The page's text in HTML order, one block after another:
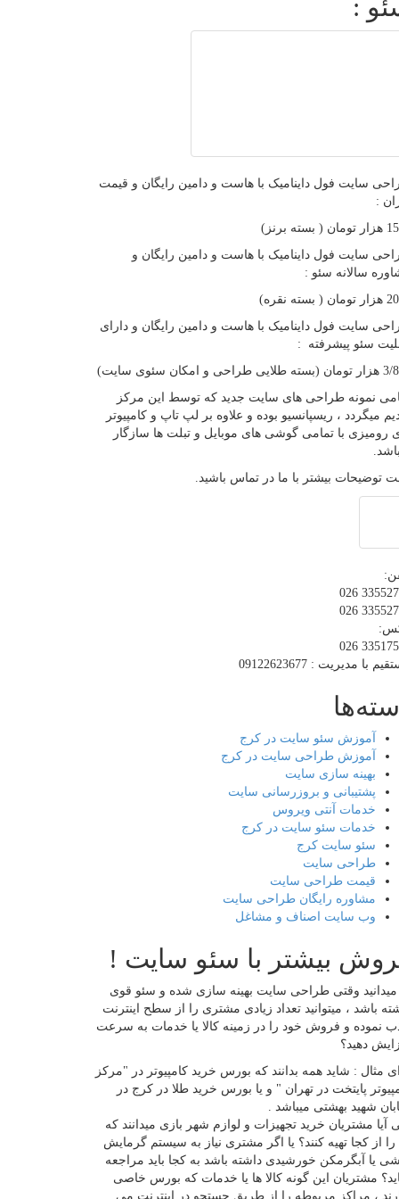
:
سایت فول داینامیک با هاست و دامین رایگان و قیمت
:
بسته برنز)
سایت فول داینامیک با هاست و دامین رایگان و
سالانه سئو :
( بسته نقره)
سایت فول داینامیک با هاست و دامین رایگان و دارای
سئو پیشرفته :
طراحی و امکان سئوی سایت)
نمونه طراحی های سایت جدید که توسط این مرکز
میگردد ، ریسپانسیو بوده و علاوه بر لپ تاپ و کامپیوتر
رومیزی با تمامی گوشی های موبایل و تبلت ها سازگار
توضیحات بیشتر با ما در تماس باشید.
33552712
33552713
33517588
با مدیریت : 09122623677
آموزش سئو سایت در کرج
آموزش طراحی سایت در کرج
بهینه سازی سایت
پشتیبانی و بروزرسانی سایت
خدمات آنتی ویروس
خدمات سئو سایت در کرج
سئو سایت کرج
طراحی سایت
قیمت طراحی سایت
مشاوره رایگان طراحی سایت
وب سایت اصناف و مشاغل
بیشتر با سئو سایت !
میدانید وقتی طراحی سایت بهینه سازی شده و سئو قوی
باشد ، میتوانید تعداد زیادی مشتری را از سطح اینترنت
نموده و فروش خود را در زمینه کالا یا خدمات به سرعت
دهید؟
مثال : شاید همه بدانند که بورس خرید کامپیوتر در "مرکز
پایتخت در تهران " و یا بورس خرید طلا در کرج در
شهید بهشتی میباشد .
آیا مشتریان خرید تجهیزات و لوازم شهر بازی میدانند که
را از کجا تهیه کنند؟ یا اگر مشتری نیاز به سیستم گرمایش
یا آبگرمکن خورشیدی داشته باشد به کجا باید مراجعه
مشتریان این گونه کالا ها یا خدمات که بورس خاصی
، مراکز مربوطه را از طریق جستجو در اینترنت می